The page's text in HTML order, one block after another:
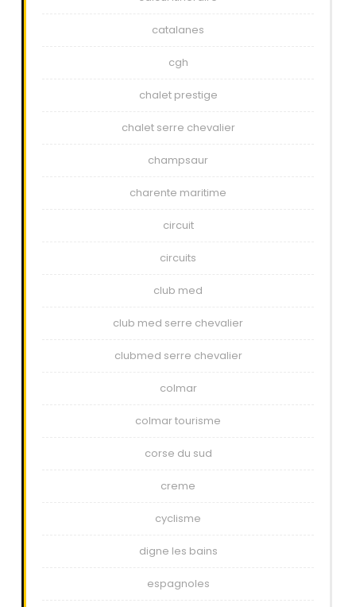
catalanes
cgh
chalet prestige
chalet serre chevalier
champsaur
charente maritime
circuit
circuits
club med
club med serre chevalier
clubmed serre chevalier
colmar
colmar tourisme
corse du sud
creme
cyclisme
digne les bains
espagnoles